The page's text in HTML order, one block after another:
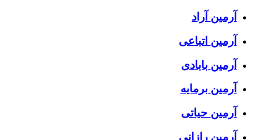
آرمین آراد
آرمین اتباعی
آرمین بابادی
آرمین برمایه
آرمین حیاتی
آرمین رازانی